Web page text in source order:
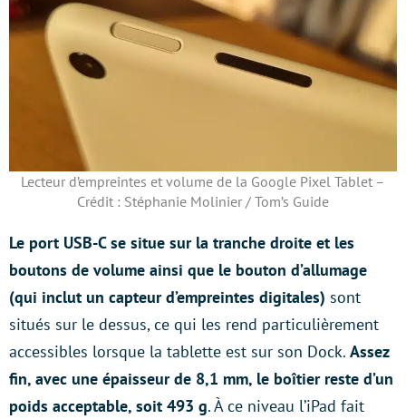
Lecteur d’empreintes et volume de la Google Pixel Tablet –
Crédit : Stéphanie Molinier / Tom’s Guide
Le port USB-C se situe sur la tranche droite et les
boutons de volume ainsi que le bouton d’allumage
(qui inclut un capteur d’empreintes digitales) sont
situés sur le dessus, ce qui les rend particulièrement
accessibles lorsque la tablette est sur son Dock. Assez
fin, avec une épaisseur de 8,1 mm, le boîtier reste d’un
poids acceptable, soit 493 g. À ce niveau l’iPad fait